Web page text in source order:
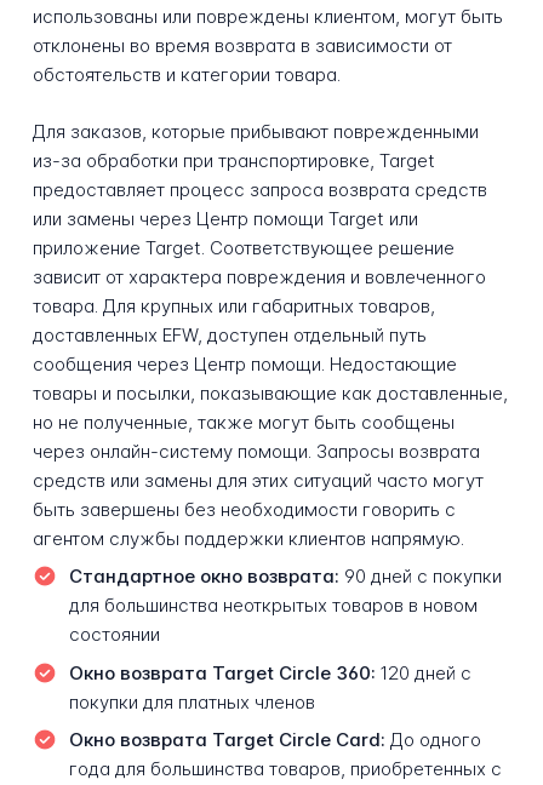
использованы или повреждены клиентом, могут быть
отклонены во время возврата в зависимости от
обстоятельств и категории товара.
Для заказов, которые прибывают поврежденными
из-за обработки при транспортировке, Target
предоставляет процесс запроса возврата средств
или замены через Центр помощи Target или
приложение Target. Соответствующее решение
зависит от характера повреждения и вовлеченного
товара. Для крупных или габаритных товаров,
доставленных EFW, доступен отдельный путь
сообщения через Центр помощи. Недостающие
товары и посылки, показывающие как доставленные,
но не полученные, также могут быть сообщены
через онлайн-систему помощи. Запросы возврата
средств или замены для этих ситуаций часто могут
быть завершены без необходимости говорить с
агентом службы поддержки клиентов напрямую.
Стандартное окно возврата: 90 дней с покупки
для большинства неоткрытых товаров в новом
состоянии
Окно возврата Target Circle 360: 120 дней с
покупки для платных членов
Окно возврата Target Circle Card: До одного
года для большинства товаров, приобретенных с